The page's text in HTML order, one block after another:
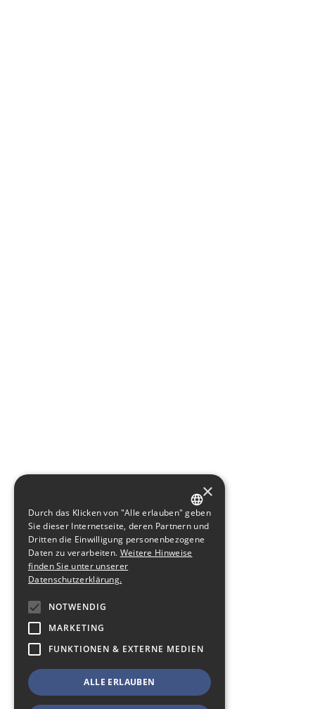
GERMAN
ENGLISH
×
Durch das Klicken von "Alle erlauben" geben
Sie dieser Internetseite, deren Partnern und
Dritten die Einwilligung personenbezogene
Daten zu verarbeiten. Weitere Hinweise
finden Sie unter unserer
Datenschutzerklärung.
NOTWENDIG
MARKETING
FUNKTIONEN & EXTERNE MEDIEN
ALLE ERLAUBEN